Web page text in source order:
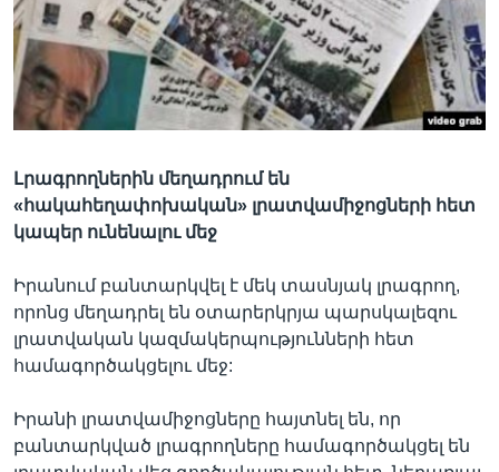
Լեզուներ
Լրագրողներին մեղադրում են
«հակահեղափոխական» լրատվամիջոցների հետ
կապեր ունենալու մեջ
Իրանում բանտարկվել է մեկ տասնյակ լրագրող,
որոնց մեղադրել են օտարերկրյա պարսկալեզու
լրատվական կազմակերպությունների հետ
համագործակցելու մեջ:
Իրանի լրատվամիջոցները հայտնել են, որ
բանտարկված լրագրողները համագործակցել են